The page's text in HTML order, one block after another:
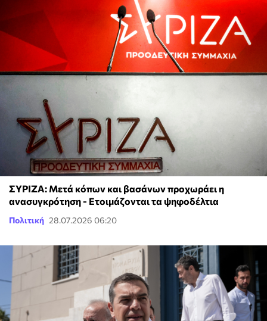
ΣΥΡΙΖΑ: Μετά κόπων και βασάνων προχωράει η
ανασυγκρότηση - Ετοιμάζονται τα ψηφοδέλτια
Πολιτική 28.07.2026 06:20